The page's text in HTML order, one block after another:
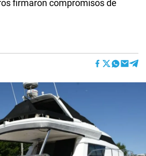
firmaron compromisos de